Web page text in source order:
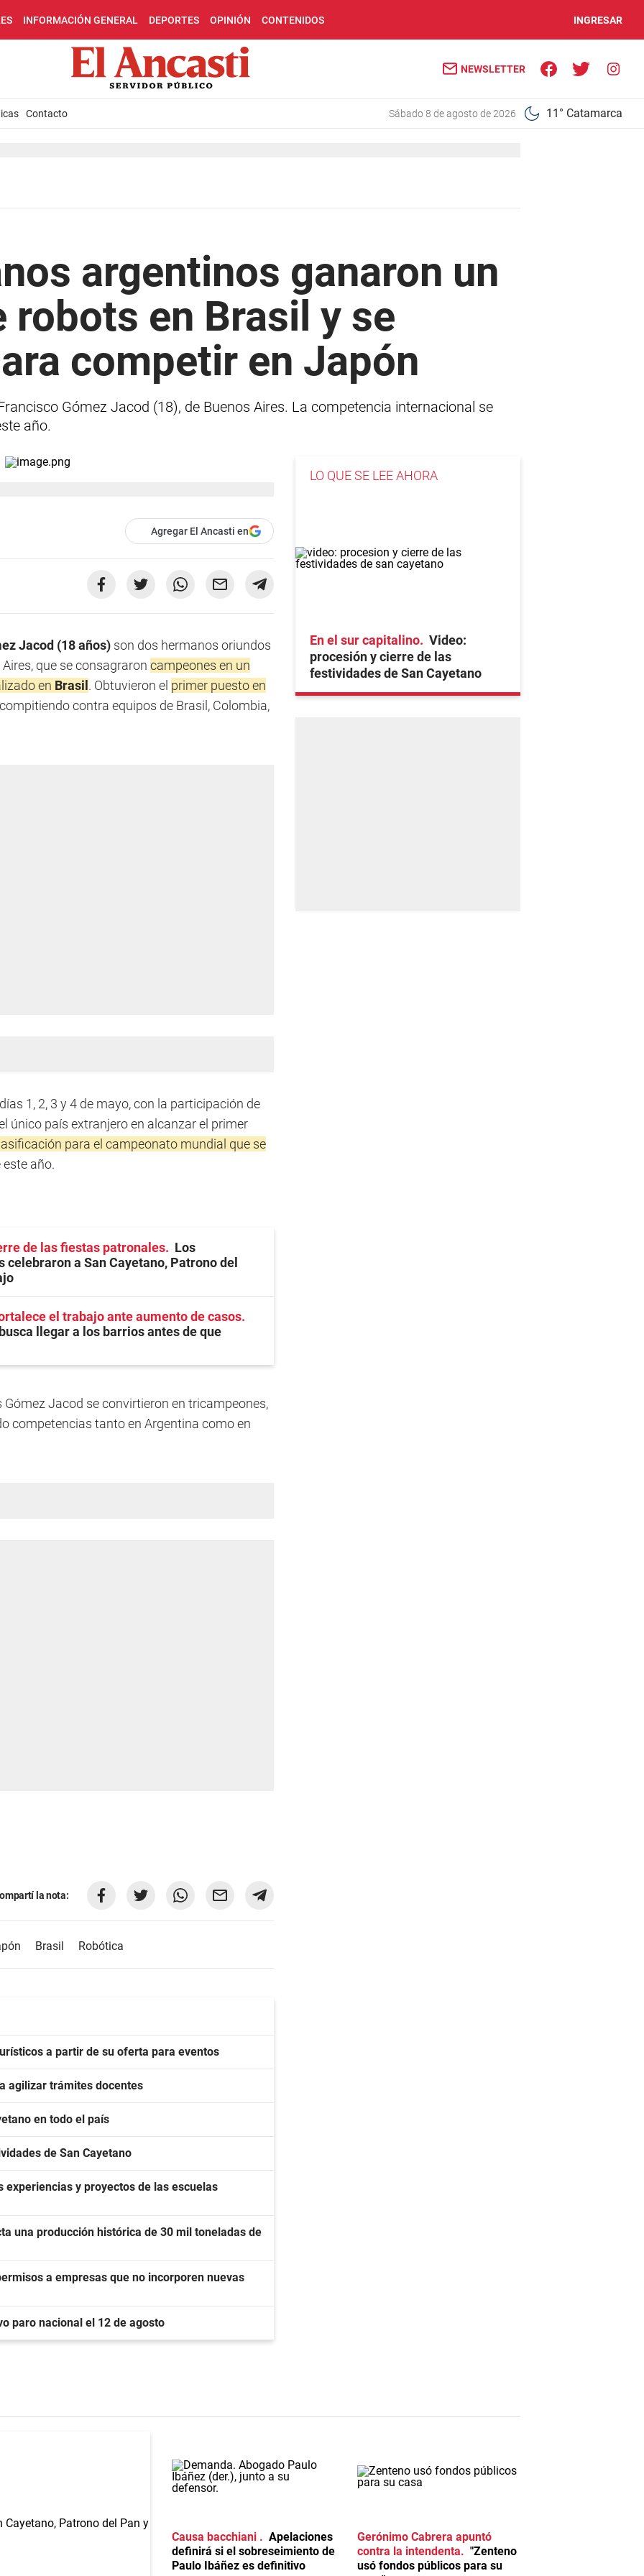
INFORMACIÓN GENERAL DEPORTES OPINIÓN CONTENIDOS INGRESAR
NEWSLETTER
Contacto sábado 8 de agosto de 2026 11° Catamarca
argentinos ganaron un
robots en Brasil y se
competir en Japón
Gómez Jacod (18), de Buenos Aires. La competencia internacional se
año.
Agregar El Ancasti en
Jacod (18 años) son dos hermanos oriundos
que se consagraron campeones en un
en Brasil. Obtuvieron el primer puesto en
contra equipos de Brasil, Colombia,
1, 2, 3 y 4 de mayo, con la participación de
único país extranjero en alcanzar el primer
para el campeonato mundial que se
año.
de las fiestas patronales
Los
celebraron a San Cayetano, Patrono del
el trabajo ante aumento de casos
llegar a los barrios antes de que
Jacod se convirtieron en tricampeones,
competencias tanto en Argentina como en
la nota:
Brasil Robótica
a partir de su oferta para eventos
agilizar trámites docentes
en todo el país
de San Cayetano
experiencias y proyectos de las escuelas
una producción histórica de 30 mil toneladas de
a empresas que no incorporen nuevas
paro nacional el 12 de agosto
LO QUE SE LEE AHORA
En el sur capitalino
Video:
procesión y cierre de las
festividades de San Cayetano
Causa bacchiani
Apelaciones
definirá si el sobreseimiento de
Paulo Ibáñez es definitivo
Gerónimo Cabrera apuntó
contra la intendenta
"Zenteno
usó fondos públicos para su